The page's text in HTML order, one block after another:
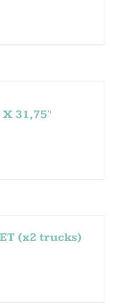
X 31,75″
(x2 trucks)